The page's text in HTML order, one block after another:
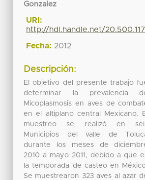
Gonzalez
URI:
http://hdl.handle.net/
Fecha: 2012
Descripción:
El objetivo del presente trabajo
determinar la prevalencia
Micoplasmosis en aves de
en el altiplano central Mexicano.
muestreo se realizó en
Municipios del valle de
durante los meses de
2010 a mayo 2011, debido a que
la temporada de casteo en
Se muestrearon 323 aves al azar